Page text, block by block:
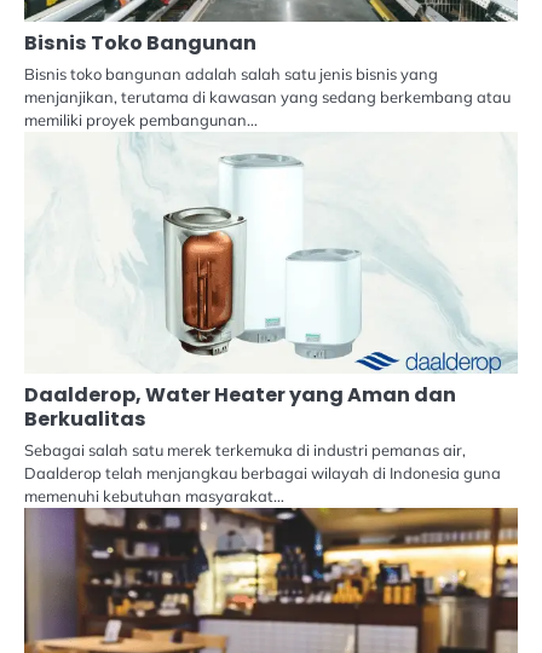
Bisnis Toko Bangunan
Bisnis toko bangunan adalah salah satu jenis bisnis yang
menjanjikan, terutama di kawasan yang sedang berkembang atau
memiliki proyek pembangunan…
Daalderop, Water Heater yang Aman dan
Berkualitas
Sebagai salah satu merek terkemuka di industri pemanas air,
Daalderop telah menjangkau berbagai wilayah di Indonesia guna
memenuhi kebutuhan masyarakat…